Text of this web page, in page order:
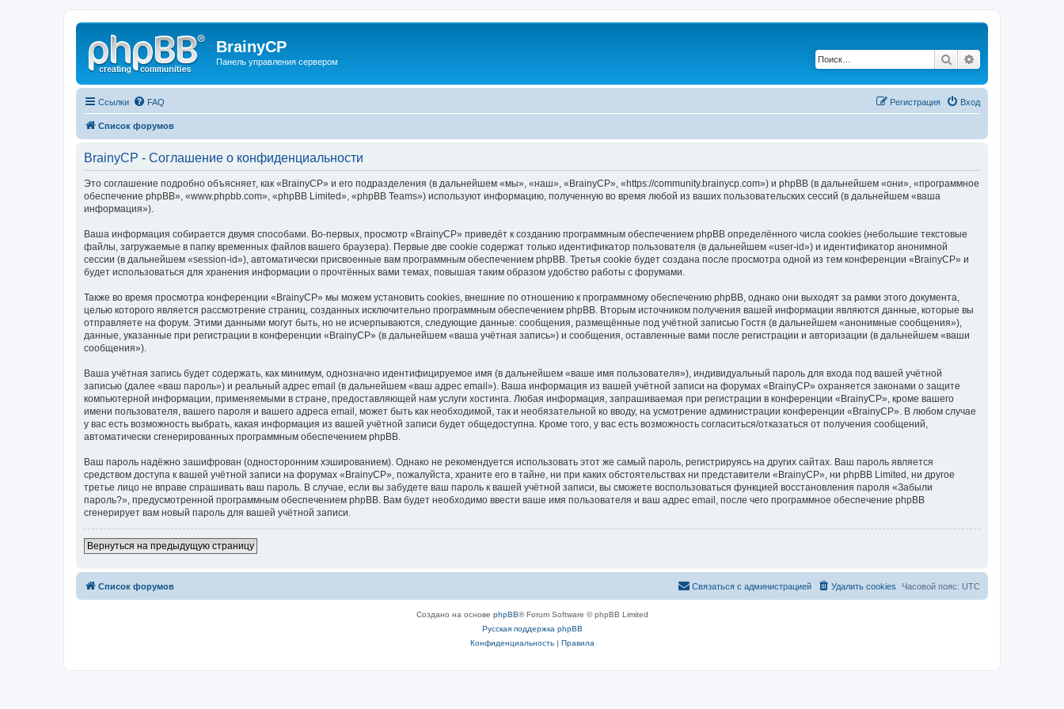
BrainyCP
Панель управления сервером Поиск
Ссылки FAQ Вход
Регистрация
Список форумов
BrainyCP - Соглашение о конфиденциальности
Это соглашение подробно объясняет, как «BrainyCP» и его подразделения (в дальнейшем «мы», «наш», «BrainyCP», «https://community.brainycp.com») и phpBB (в дальнейшем «они», «программное
обеспечение phpBB», «www.phpbb.com», «phpBB Limited», «phpBB Teams») используют информацию, полученную во время любой из ваших пользовательских сессий (в дальнейшем «ваша
информация»).
Ваша информация собирается двумя способами. Во-первых, просмотр «BrainyCP» приведёт к созданию программным обеспечением phpBB определённого числа cookies (небольшие текстовые
файлы, загружаемые в папку временных файлов вашего браузера). Первые две cookie содержат только идентификатор пользователя (в дальнейшем «user-id») и идентификатор анонимной
сессии (в дальнейшем «session-id»), автоматически присвоенные вам программным обеспечением phpBB. Третья cookie будет создана после просмотра одной из тем конференции «BrainyCP» и
будет использоваться для хранения информации о прочтённых вами темах, повышая таким образом удобство работы с форумами.
Также во время просмотра конференции «BrainyCP» мы можем установить cookies, внешние по отношению к программному обеспечению phpBB, однако они выходят за рамки этого документа,
целью которого является рассмотрение страниц, созданных исключительно программным обеспечением phpBB. Вторым источником получения вашей информации являются данные, которые вы
отправляете на форум. Этими данными могут быть, но не исчерпываются, следующие данные: сообщения, размещённые под учётной записью Гостя (в дальнейшем «анонимные сообщения»),
данные, указанные при регистрации в конференции «BrainyCP» (в дальнейшем «ваша учётная запись») и сообщения, оставленные вами после регистрации и авторизации (в дальнейшем «ваши
сообщения»).
Ваша учётная запись будет содержать, как минимум, однозначно идентифицируемое имя (в дальнейшем «ваше имя пользователя»), индивидуальный пароль для входа под вашей учётной
записью (далее «ваш пароль») и реальный адрес email (в дальнейшем «ваш адрес email»). Ваша информация из вашей учётной записи на форумах «BrainyCP» охраняется законами о защите
компьютерной информации, применяемыми в стране, предоставляющей нам услуги хостинга. Любая информация, запрашиваемая при регистрации в конференции «BrainyCP», кроме вашего
имени пользователя, вашего пароля и вашего адреса email, может быть как необходимой, так и необязательной ко вводу, на усмотрение администрации конференции «BrainyCP». В любом случае
у вас есть возможность выбрать, какая информация из вашей учётной записи будет общедоступна. Кроме того, у вас есть возможность согласиться/отказаться от получения сообщений,
автоматически сгенерированных программным обеспечением phpBB.
Ваш пароль надёжно зашифрован (односторонним хэшированием). Однако не рекомендуется использовать этот же самый пароль, регистрируясь на других сайтах. Ваш пароль является
средством доступа к вашей учётной записи на форумах «BrainyCP», пожалуйста, храните его в тайне, ни при каких обстоятельствах ни представители «BrainyCP», ни phpBB Limited, ни другое
третье лицо не вправе спрашивать ваш пароль. В случае, если вы забудете ваш пароль к вашей учётной записи, вы сможете воспользоваться функцией восстановления пароля «Забыли
пароль?», предусмотренной программным обеспечением phpBB. Вам будет необходимо ввести ваше имя пользователя и ваш адрес email, после чего программное обеспечение phpBB
сгенерирует вам новый пароль для вашей учётной записи.
Вернуться на предыдущую страницу
Список форумов Часовой пояс: UTC
Удалить cookies
Связаться с администрацией
Создано на основе phpBB® Forum Software © phpBB Limited
Русская поддержка phpBB
Конфиденциальность| Правила